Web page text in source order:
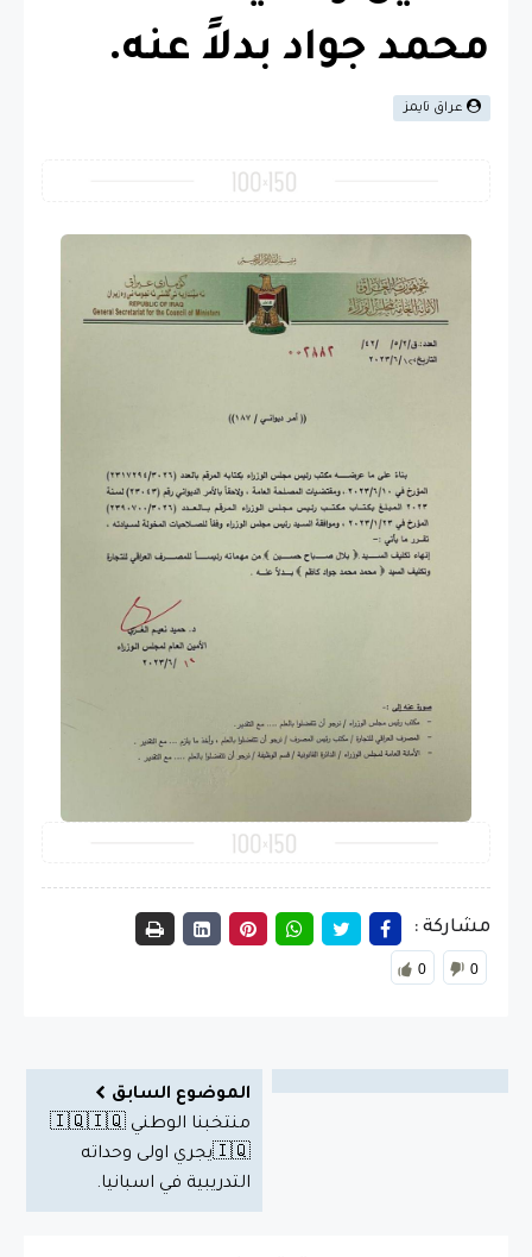
محمد جواد بدلاً عنه.
عراق تايمز
مشاركة :
0 0
الموضوع السابق
منتخبنا الوطني 🇮🇶🇮🇶
🇮🇶يجري اولى وحداته
التدريبية في اسبانيا.